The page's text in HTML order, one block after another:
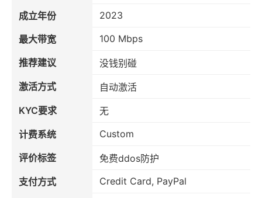
成立年份 2023
最大带宽 100 Mbps
推荐建议
没钱别碰
激活方式
自动激活
KYC要求
无
计费系统
Custom
评价标签
免费ddos防护
支付方式
Credit Card, PayPal